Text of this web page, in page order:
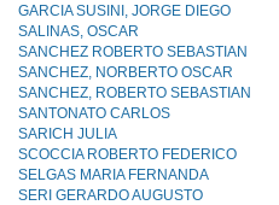
GARCIA SUSINI, JORGE DIEGO
SALINAS, OSCAR
SANCHEZ ROBERTO SEBASTIAN
SANCHEZ, NORBERTO OSCAR
SANCHEZ, ROBERTO SEBASTIAN
SANTONATO CARLOS
SARICH JULIA
SCOCCIA ROBERTO FEDERICO
SELGAS MARIA FERNANDA
SERI GERARDO AUGUSTO